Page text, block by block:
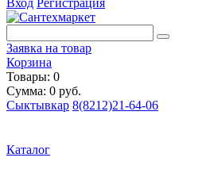
Вход Регистрация
Заявка на товар
Корзина
Товары: 0
Сумма: 0 руб.
Сыктывкар 8(8212)21-64-06
Каталог